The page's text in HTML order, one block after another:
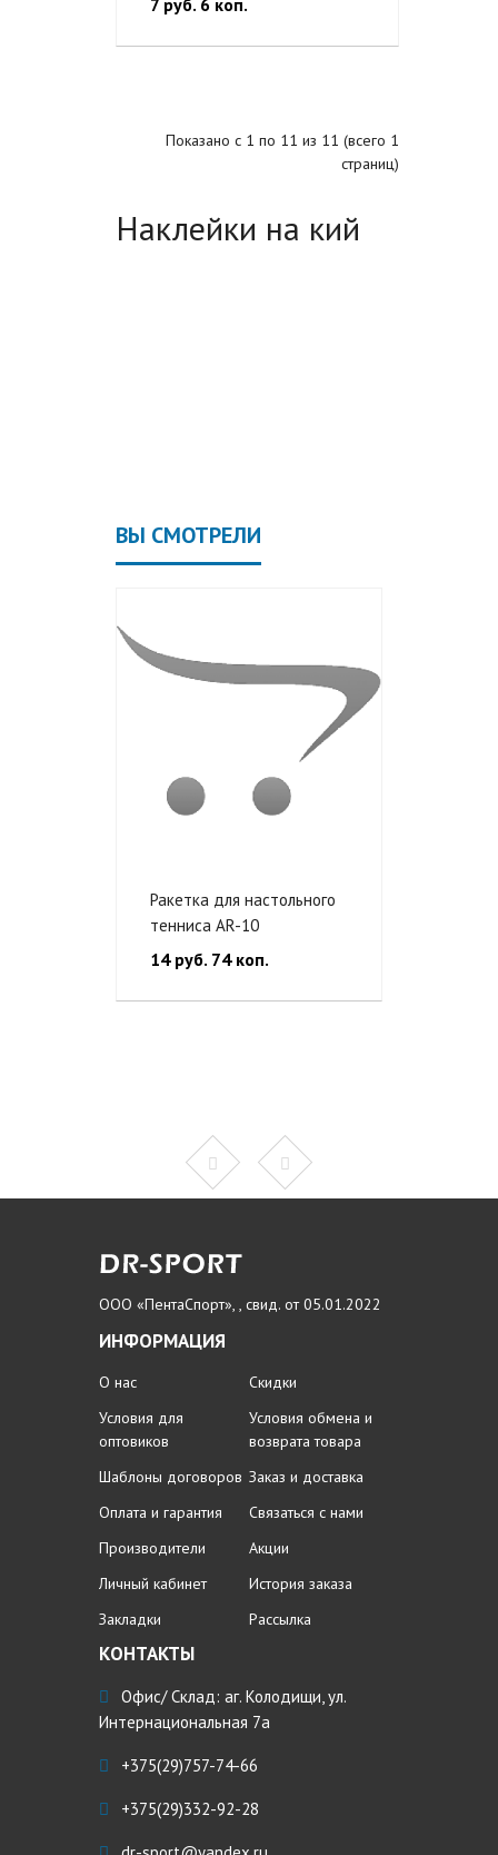
Показано с 1 по 11 из 11 (всего 1
страниц)
Наклейки на кий
ВЫ СМОТРЕЛИ
Ракетка для настольного
тенниса AR-10
14 руб. 74 коп.
ООО «ПентаСпорт», , свид. от 05.01.2022
ИНФОРМАЦИЯ
О нас
Скидки
Условия для
оптовиков
Условия обмена и
возврата товара
Шаблоны договоров Заказ и доставка
Оплата и гарантия
Связаться с нами
Производители
Акции
Личный кабинет
История заказа
Закладки
Рассылка
КОНТАКТЫ
Офис/ Склад: аг. Колодищи, ул.
Интернациональная 7а
+375(29)757-74-66
+375(29)332-92-28